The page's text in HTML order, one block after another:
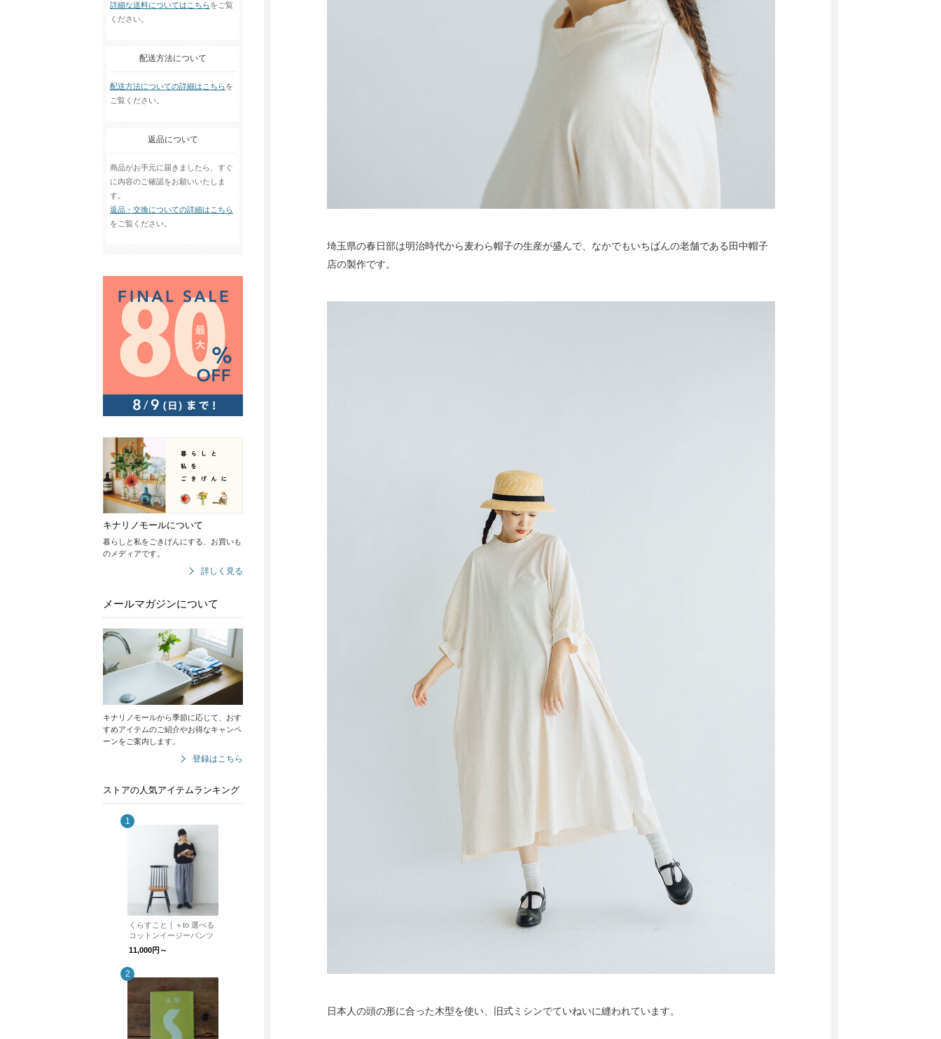
詳細な送料についてはこちらをご覧
ください。
配送方法について
配送方法についての詳細はこちらを
ご覧ください。
返品について
商品がお手元に届きましたら、すぐ
に内容のご確認をお願いいたしま
す。
返品・交換についての詳細はこちら
をご覧ください。
キナリノモールについて
暮らしと私をごきげんにする、お買いも
のメディアです。
詳しく見る
メールマガジンについて
キナリノモールから季節に応じて、おす
すめアイテムのご紹介やお得なキャンペ
ーンをご案内します。
登録はこちら
ストアの人気アイテムランキング
くらすこと｜＋to 選べる
コットンイージーパンツ
11,000円～
埼玉県の春日部は明治時代から麦わら帽子の生産が盛んで、なかでもいちばんの老舗である田中帽子
店の製作です。
日本人の頭の形に合った木型を使い、旧式ミシンでていねいに縫われています。